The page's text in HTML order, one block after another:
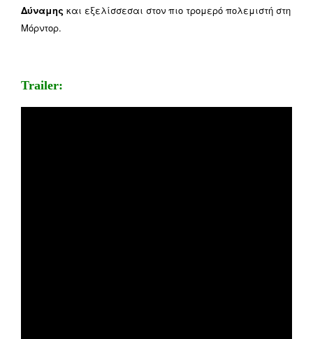
Δύναμης και εξελίσσεσαι στον πιο τρομερό πολεμιστή στη
Μόρντορ.
Trailer: